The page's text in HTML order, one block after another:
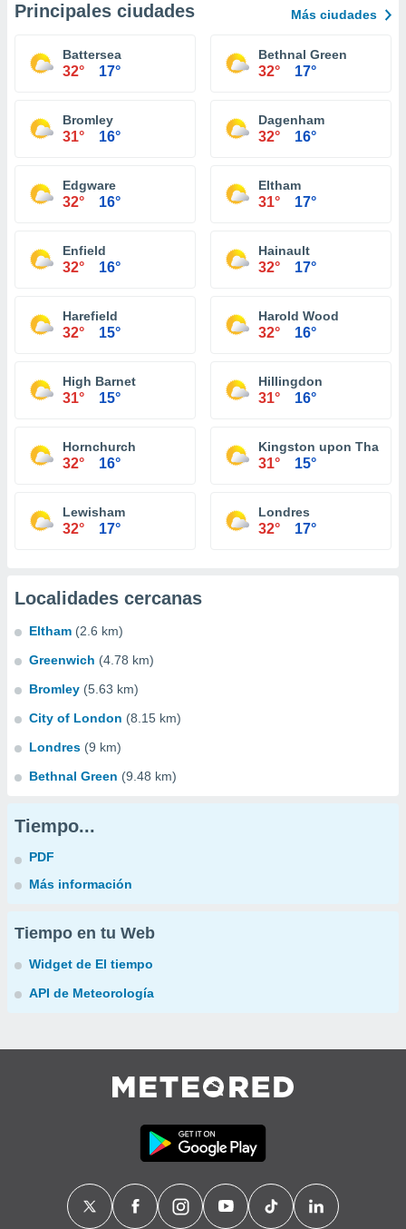
Principales ciudades Más ciudades
Battersea
32° 17°
Bethnal Green
32° 17°
Bromley
31° 16°
Dagenham
32° 16°
Edgware
32° 16°
Eltham
31° 17°
Enfield
32° 16°
Hainault
32° 17°
Harefield
32° 15°
Harold Wood
32° 16°
High Barnet
31° 15°
Hillingdon
31° 16°
Hornchurch
32° 16°
Kingston upon Thames
31° 15°
Lewisham
32° 17°
Londres
32° 17°
Localidades cercanas
Eltham (2.6 km)
Greenwich (4.78 km)
Bromley (5.63 km)
City of London (8.15 km)
Londres (9 km)
Bethnal Green (9.48 km)
Tiempo...
PDF
Más información
Tiempo en tu Web
Widget de El tiempo
API de Meteorología